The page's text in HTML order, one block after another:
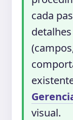
cada
visual.